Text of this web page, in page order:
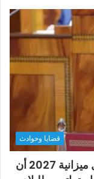
قضايا وحوادث
أخنوش يؤكد في المذكرة التوجيهية حول ميزانية 2027 أن